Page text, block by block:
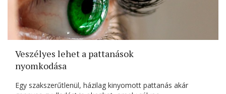
Veszélyes lehet a pattanások
nyomkodása
Egy szakszerűtlenül, házilag kinyomott pattanás akár